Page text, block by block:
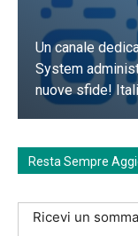
Un canale
System
nuove sfide!
Unisciti a Noi
Resta Sempre
Ricevi un